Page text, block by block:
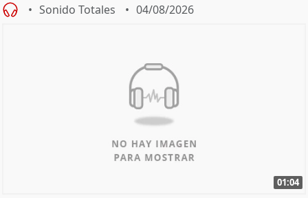
Sonido Totales 04/08/2026
01:04